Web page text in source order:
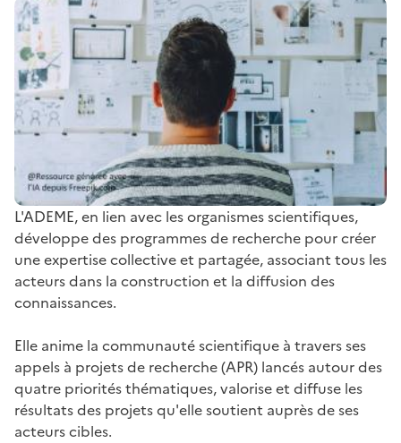
L'ADEME, en lien avec les organismes scientifiques,
développe des programmes de recherche pour créer
une expertise collective et partagée, associant tous les
acteurs dans la construction et la diffusion des
connaissances.
Elle anime la communauté scientifique à travers ses
appels à projets de recherche (APR) lancés autour des
quatre priorités thématiques, valorise et diffuse les
résultats des projets qu'elle soutient auprès de ses
acteurs cibles.